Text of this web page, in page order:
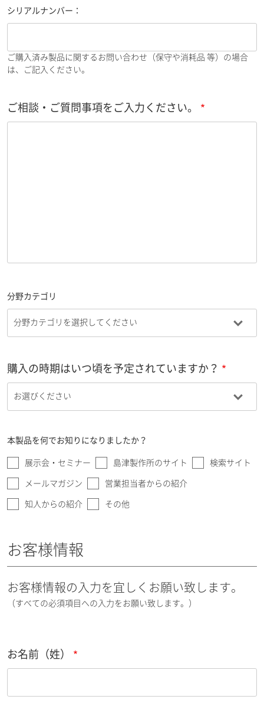
シリアルナンバー：
ご購入済み製品に関するお問い合わせ（保守や消耗品 等）の場合
は、ご記入ください。
ご相談・ご質問事項をご入力ください。
分野カテゴリ
購入の時期はいつ頃を予定されていますか？
本製品を何でお知りになりましたか？
展示会・セミナー 島津製作所のサイト 検索サイト
メールマガジン 営業担当者からの紹介
知人からの紹介 その他
お客様情報
お客様情報の入力を宜しくお願い致します。
（すべての必須項目への入力をお願い致します。）
お名前（姓）